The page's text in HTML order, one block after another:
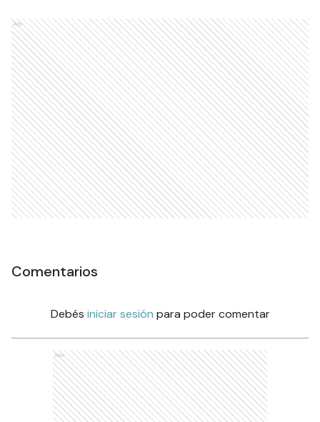
Ads
Comentarios
Debés iniciar sesión para poder comentar
Ads